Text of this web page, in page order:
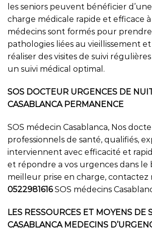
les seniors peuvent bénéficier
charge médicale rapide et efficace
médecins sont formés pour
pathologies liées au vieillissement
réaliser des visites de suivi
un suivi médical optimal.
SOS DOCTEUR URGENCES DE
CASABLANCA PERMANENCE
SOS médecin Casablanca, Nos
professionnels de santé, qualifiés,
interviennent avec efficacité et
et répondre a vos urgences dans le
meilleur prise en charge, contactez
0522981616SOS médecins
LES RESSOURCES ET MOYENS DE
CASABLANCA MEDECINS